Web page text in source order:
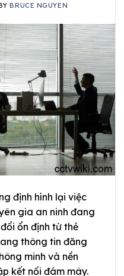
BRUCE NGUYEN
định hình lại việc
gia an ninh đang
ổn định từ thẻ
thông tin đăng
minh và nền
kết nối đám mây.